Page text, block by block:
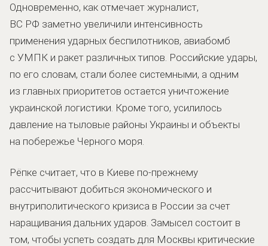
Одновременно, как отмечает журналист,
ВС РФ заметно увеличили интенсивность
применения ударных беспилотников, авиабомб
с УМПК и ракет различных типов. Российские удары,
по его словам, стали более системными, а одним
из главных приоритетов остается уничтожение
украинской логистики. Кроме того, усилилось
давление на тыловые районы Украины и объекты
на побережье Черного моря.
Рёпке считает, что в Киеве по-прежнему
рассчитывают добиться экономического и
внутриполитического кризиса в России за счет
наращивания дальних ударов. Замысел состоит в
том, чтобы успеть создать для Москвы критические